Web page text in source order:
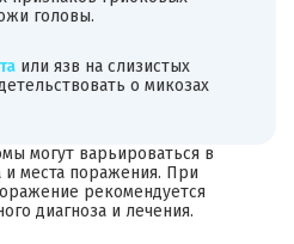
головы.
или язв на слизистых
о микозах
могут варьироваться в
и места поражения. При
рекомендуется
диагноза и лечения.